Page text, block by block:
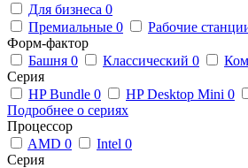
Для бизнеса 0
Премиальные 0 Рабочие
Форм-фактор
Башня 0 Классический 0
Серия
HP Bundle 0 HP Desktop Mini 0
Подробнее о сериях
Процессор
AMD 0 Intel 0
Серия